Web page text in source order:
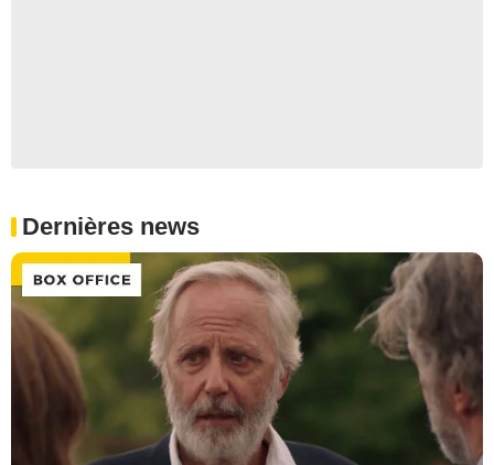
Dernières news